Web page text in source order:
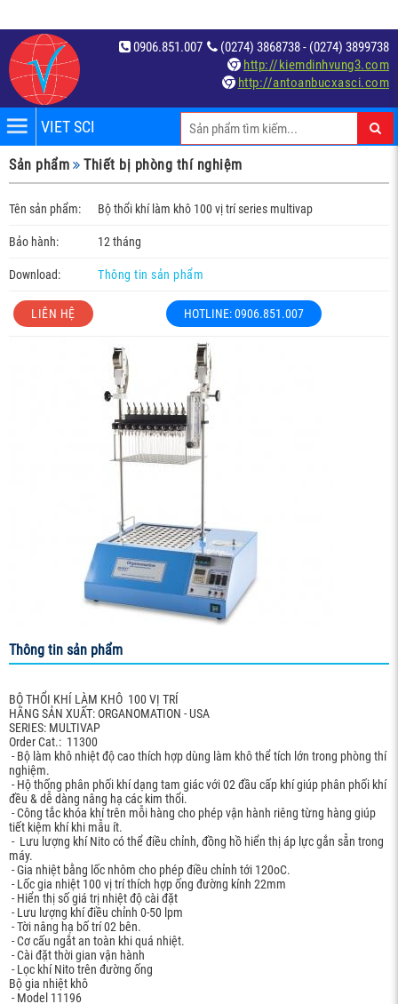
(0274) 3868738 - (0274) 3899738
0906.851.007
http://kiemdinhvung3.com
http://antoanbucxasci.com
VIET SCI
Sản phẩm Thiết bị phòng thí nghiệm
Tên sản phẩm: Bộ thổi khí làm khô 100 vị trí series multivap
Bảo hành: 12 tháng
Download: Thông tin sản phẩm
LIÊN HỆ HOTLINE: 0906.851.007
Thông tin sản phẩm
BỘ THỔI KHÍ LÀM KHÔ 100 VỊ TRÍ
HÃNG SẢN XUẤT: ORGANOMATION - USA
SERIES: MULTIVAP
Order Cat.: 11300
- Bộ làm khô nhiệt độ cao thích hợp dùng làm khô thể tích lớn trong phòng thí
nghiệm.
- Hộ thống phân phối khí dạng tam giác với 02 đầu cấp khí giúp phân phối khí
đều & dễ dàng nâng hạ các kim thổi.
- Công tắc khóa khí trên mỗi hàng cho phép vận hành riêng từng hàng giúp
tiết kiệm khí khi mẫu ít.
- Lưu lượng khí Nito có thể điều chỉnh, đồng hồ hiển thị áp lực gắn sẵn trong
máy.
- Gia nhiệt bằng lốc nhôm cho phép điều chỉnh tới 120oC.
- Lốc gia nhiệt 100 vị trí thích hợp ống đường kính 22mm
- Hiển thị số giá trị nhiệt độ cài đặt
- Lưu lượng khí điều chỉnh 0-50 lpm
- Tời nâng hạ bố trí 02 bên.
- Cơ cấu ngắt an toàn khi quá nhiệt.
- Cài đặt thời gian vận hành
- Lọc khí Nito trên đường ống
Bộ gia nhiệt khô
- Model 11196